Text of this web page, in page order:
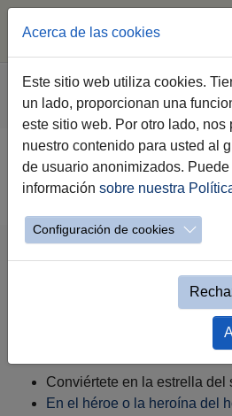
Saltar al contenido principal
Estás aquí:
Jerez.es Webs Municipales
Y Yo Que Hago
Nivel 1-sofá
Y Yo Qué Hago
El cambio empieza
Asume una rutina diaria y
dónde eres capaz de llegar
Conviértete en la estrella del
En el héroe o la heroína del
Acerca de las cookies
Este sitio web utiliza cookies.
un lado, proporcionan una
este sitio web. Por otro lado, nos
nuestro contenido para usted al
de usuario anonimizados.
información sobre nuestra
Configuración de cookies